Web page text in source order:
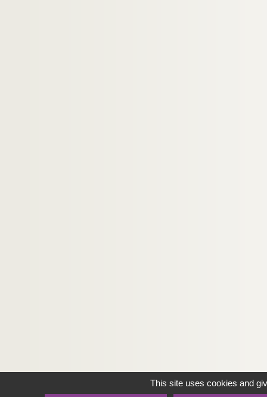
This site uses cookies and